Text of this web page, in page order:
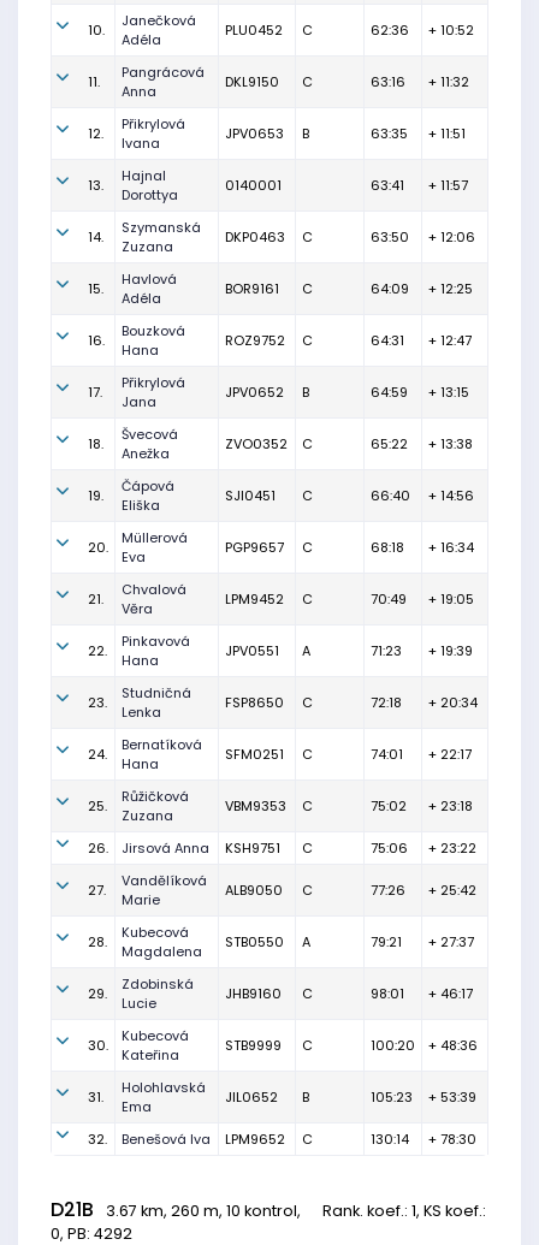
10.
Janečková
Adéla
PLU0452 C 62:36 + 10:52
11.
Pangrácová
Anna
DKL9150 C 63:16 + 11:32
12.
Přikrylová
Ivana
JPV0653 B 63:35 + 11:51
13.
Hajnal
Dorottya
0140001 63:41 + 11:57
14.
Szymanská
Zuzana
DKP0463 C 63:50 + 12:06
15.
Havlová
Adéla
BOR9161 C 64:09 + 12:25
16.
Bouzková
Hana
ROZ9752 C 64:31 + 12:47
17.
Přikrylová
Jana
JPV0652 B 64:59 + 13:15
18.
Švecová
Anežka
ZVO0352 C 65:22 + 13:38
19.
Čápová
Eliška
SJI0451 C 66:40 + 14:56
20.
Müllerová
Eva
PGP9657 C 68:18 + 16:34
21.
Chvalová
Věra
LPM9452 C 70:49 + 19:05
22.
Pinkavová
Hana
JPV0551 A 71:23 + 19:39
23.
Studničná
Lenka
FSP8650 C 72:18 + 20:34
24.
Bernatíková
Hana
SFM0251 C 74:01 + 22:17
25.
Růžičková
Zuzana
VBM9353 C 75:02 + 23:18
26. Jirsová Anna KSH9751 C 75:06 + 23:22
27.
Vandělíková
Marie
ALB9050 C 77:26 + 25:42
28.
Kubecová
Magdalena
STB0550 A 79:21 + 27:37
29.
Zdobinská
Lucie
JHB9160 C 98:01 + 46:17
30.
Kubecová
Kateřina
STB9999 C 100:20 + 48:36
31.
Holohlavská
Ema
JIL0652 B 105:23 + 53:39
32. Benešová Iva LPM9652 C 130:14 + 78:30
D21B 3.67 km, 260 m, 10 kontrol, Rank. koef.: 1, KS koef.:
0, PB: 4292